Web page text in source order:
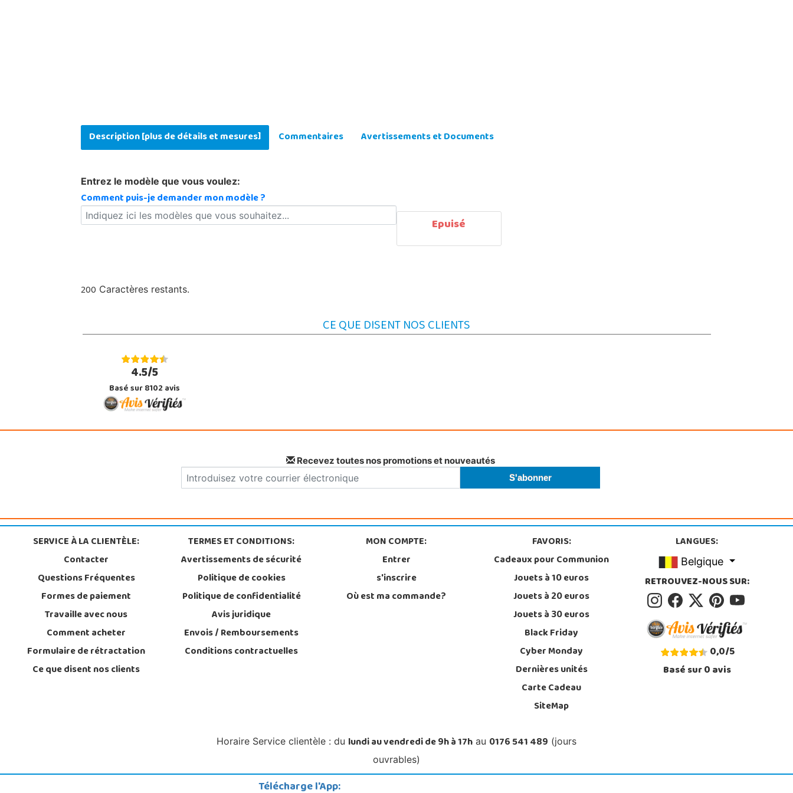
Description [plus de détails et mesures] Commentaires Avertissements et Documents
Entrez le modèle que vous voulez:
Comment puis-je demander mon modèle ?
Epuisé
200 Caractères restants.
CE QUE DISENT NOS CLIENTS
4.5/5
Basé sur 8102 avis
Recevez toutes nos promotions et nouveautés
SERVICE À LA CLIENTÈLE:
Contacter
Questions Fréquentes
Formes de paiement
Travaille avec nous
Comment acheter
Formulaire de rétractation
Ce que disent nos clients
TERMES ET CONDITIONS:
Avertissements de sécurité
Politique de cookies
Politique de confidentialité
Avis juridique
Envois / Remboursements
Conditions contractuelles
MON COMPTE:
Entrer
s'inscrire
Où est ma commande?
FAVORIS:
Cadeaux pour Communion
Jouets à 10 euros
Jouets à 20 euros
Jouets à 30 euros
Black Friday
Cyber Monday
Dernières unités
Carte Cadeau
SiteMap
LANGUES:
Belgique
RETROUVEZ-NOUS SUR:
0,0/5
Basé sur0avis
Horaire Service clientèle : du lundi au vendredi de 9h à 17h au 0176 541 489 (jours
ouvrables)
Télécharge l'App: